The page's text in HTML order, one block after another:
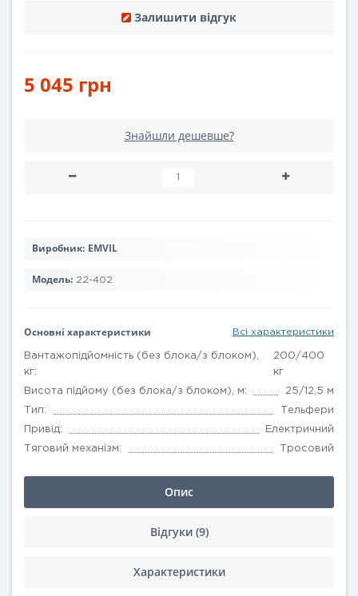
Залишити відгук
5 045 грн
Знайшли дешевше?
Виробник: EMVIL
Модель: 22-402
Основні характеристики Всі характеристики
Вантажопідйомність (без блока/з блоком),
кг:
200/400
кг
Висота підйому (без блока/з блоком), м: 25/12,5 м
Тип: Тельфери
Привід: Електричний
Тяговий механізм: Тросовий
Опис
Відгуки (9)
Характеристики